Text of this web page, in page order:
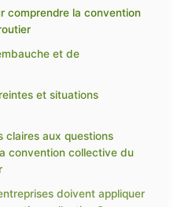
comprendre la convention
et de
et situations
claires aux questions
convention collective du
doivent appliquer